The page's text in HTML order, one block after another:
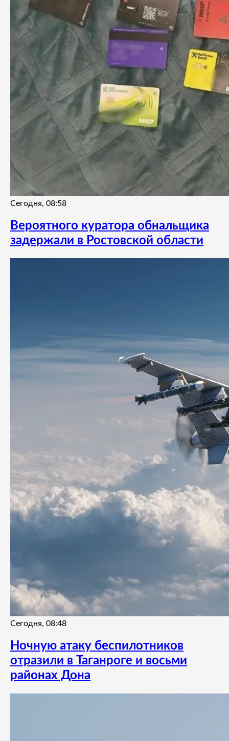
Сегодня, 08:58
Вероятного куратора обнальщика
задержали в Ростовской области
Сегодня, 08:48
Ночную атаку беспилотников
отразили в Таганроге и восьми
районах Дона